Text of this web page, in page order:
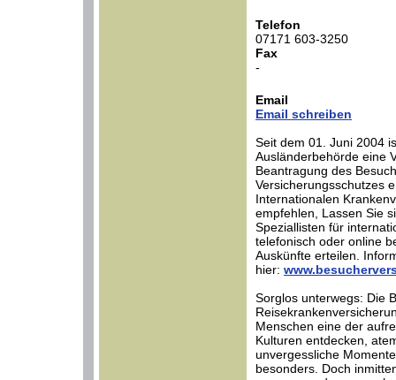
Telefon
07171 603-3250
Fax
-
Email
Email schreiben
Seit dem 01. Juni 2004
Ausländerbehörde eine
Beantragung des
Versicherungsschutzes
Internationalen
empfehlen, Lassen Sie
Speziallisten für
telefonisch oder online
Auskünfte erteilen.
hier:
Sorglos unterwegs: Die
Menschen eine der
Kulturen entdecken,
unvergessliche
besonders. Doch